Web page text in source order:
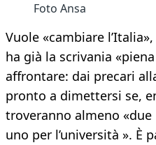
Foto Ansa
Vuole «cambiare
ha già la scrivania
affrontare: dai precari
pronto a dimettersi se,
troveranno almeno
uno per l’università ». È